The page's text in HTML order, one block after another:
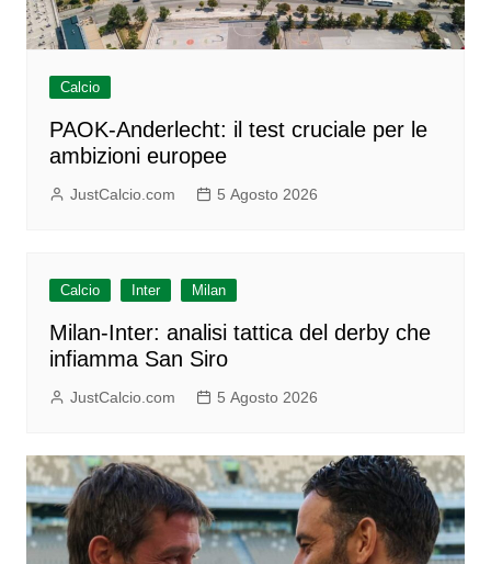
Calcio
PAOK-Anderlecht: il test cruciale per le
ambizioni europee
JustCalcio.com 5 Agosto 2026
Calcio Inter Milan
Milan-Inter: analisi tattica del derby che
infiamma San Siro
JustCalcio.com 5 Agosto 2026